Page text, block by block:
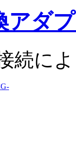
アダ
続に